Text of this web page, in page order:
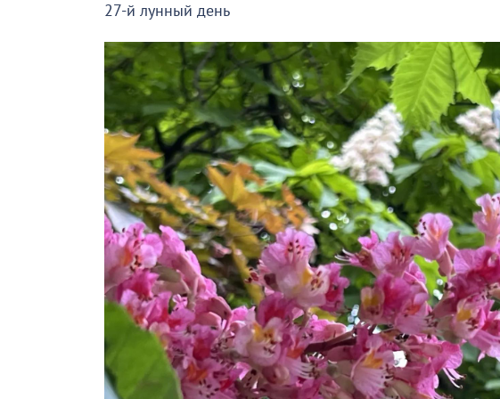
27-й лунный день